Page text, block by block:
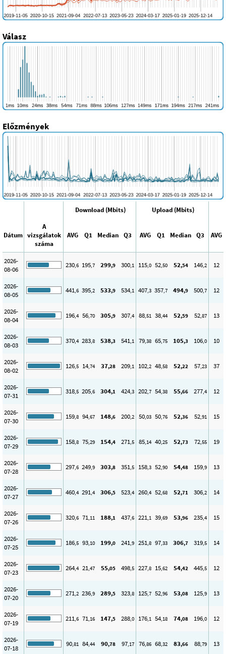
Válasz
Előzmények
Download (Mbits) Upload (Mbits)
Dátum
A
vizsgálatok
száma
AVG Q1 Median Q3 AVG Q1 Median Q3 AVG
2026-
08-06
230,6 195,7 299,9 300,1 115,0 52,50 52,54 146,2 12
2026-
08-05
441,6 395,2 533,9 534,1 407,3 357,7 494,9 500,7 12
2026-
08-04
196,4 56,70 305,9 307,4 88,51 38,44 52,59 52,87 13
2026-
08-03
370,4 283,8 538,3 541,1 79,38 65,75 105,3 106,0 10
2026-
08-02
126,5 14,74 37,28 209,1 102,2 48,58 52,22 57,23 37
2026-
07-31
318,5 205,6 304,1 424,3 202,7 54,38 55,66 277,4 12
2026-
07-30
159,8 94,67 148,6 200,2 50,03 50,76 52,36 52,91 15
2026-
07-29
158,8 75,29 154,4 271,5 85,14 40,25 52,73 72,55 19
2026-
07-28
297,6 249,9 303,8 351,5 158,3 52,90 54,48 159,9 13
2026-
07-27
460,4 291,4 306,5 523,4 260,4 52,68 52,71 306,2 14
2026-
07-26
320,6 71,11 188,1 437,6 221,1 39,69 53,96 235,4 15
2026-
07-25
186,5 93,10 199,0 241,9 251,8 97,33 306,7 319,5 14
2026-
07-23
264,4 21,47 55,05 498,5 227,8 15,62 54,42 445,5 12
2026-
07-20
271,2 236,9 289,5 323,8 125,7 52,96 53,08 125,9 13
2026-
07-19
211,6 71,16 147,5 288,0 176,1 54,18 74,08 196,0 12
2026-
07-18
90,81 84,44 90,78 97,17 76,86 68,32 83,66 88,79 13